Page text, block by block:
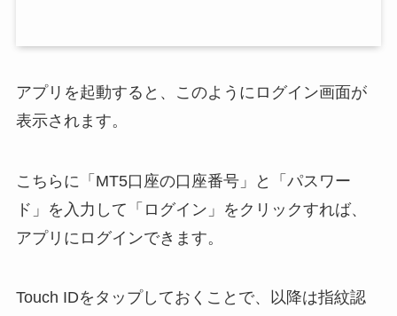
アプリを起動すると、このようにログイン画面が
表示されます。
こちらに「MT5口座の口座番号」と「パスワー
ド」を入力して「ログイン」をクリックすれば、
アプリにログインできます。
Touch IDをタップしておくことで、以降は指紋認